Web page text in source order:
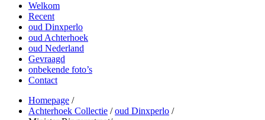
Welkom
Recent
oud Dinxperlo
oud Achterhoek
oud Nederland
Gevraagd
onbekende foto’s
Contact
Homepage /
Achterhoek Collectie / oud Dinxperlo /